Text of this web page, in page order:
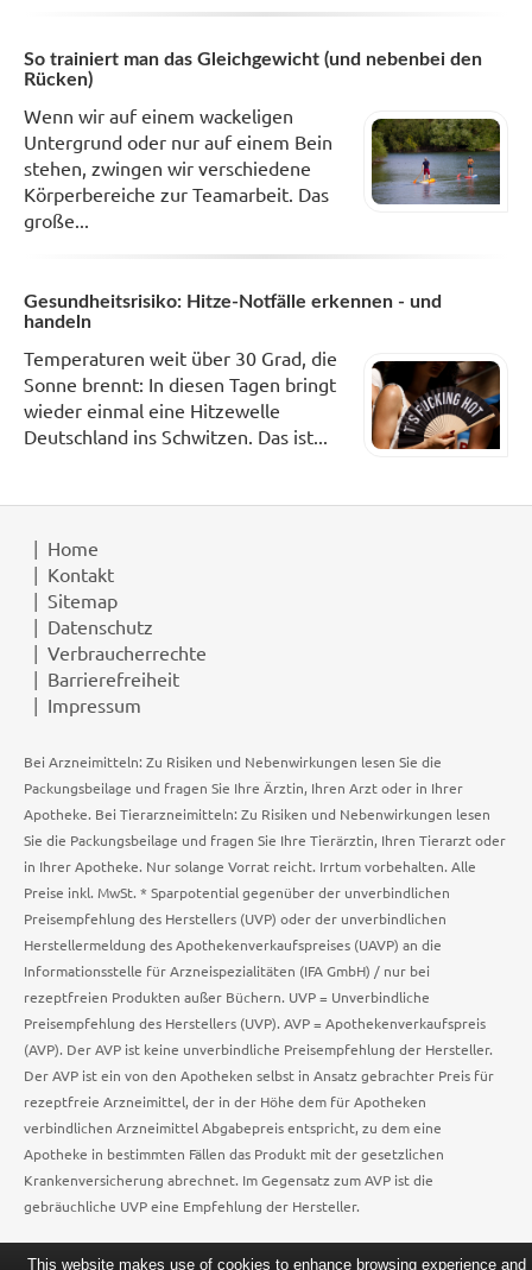
So trainiert man das Gleichgewicht (und nebenbei den
Rücken)
Wenn wir auf einem wackeligen
Untergrund oder nur auf einem Bein
stehen, zwingen wir verschiedene
Körperbereiche zur Teamarbeit. Das
große...
Gesundheitsrisiko: Hitze-Notfälle erkennen - und
handeln
Temperaturen weit über 30 Grad, die
Sonne brennt: In diesen Tagen bringt
wieder einmal eine Hitzewelle
Deutschland ins Schwitzen. Das ist...
Home
Kontakt
Sitemap
Datenschutz
Verbraucherrechte
Barrierefreiheit
Impressum
Bei Arzneimitteln: Zu Risiken und Nebenwirkungen lesen Sie die
Packungsbeilage und fragen Sie Ihre Ärztin, Ihren Arzt oder in Ihrer
Apotheke. Bei Tierarzneimitteln: Zu Risiken und Nebenwirkungen lesen
Sie die Packungsbeilage und fragen Sie Ihre Tierärztin, Ihren Tierarzt oder
in Ihrer Apotheke. Nur solange Vorrat reicht. Irrtum vorbehalten. Alle
Preise inkl. MwSt. * Sparpotential gegenüber der unverbindlichen
Preisempfehlung des Herstellers (UVP) oder der unverbindlichen
Herstellermeldung des Apothekenverkaufspreises (UAVP) an die
Informationsstelle für Arzneispezialitäten (IFA GmbH) / nur bei
rezeptfreien Produkten außer Büchern. UVP = Unverbindliche
Preisempfehlung des Herstellers (UVP). AVP = Apothekenverkaufspreis
(AVP). Der AVP ist keine unverbindliche Preisempfehlung der Hersteller.
Der AVP ist ein von den Apotheken selbst in Ansatz gebrachter Preis für
rezeptfreie Arzneimittel, der in der Höhe dem für Apotheken
verbindlichen Arzneimittel Abgabepreis entspricht, zu dem eine
Apotheke in bestimmten Fällen das Produkt mit der gesetzlichen
Krankenversicherung abrechnet. Im Gegensatz zum AVP ist die
gebräuchliche UVP eine Empfehlung der Hersteller.
This website makes use of cookies to enhance browsing experience and